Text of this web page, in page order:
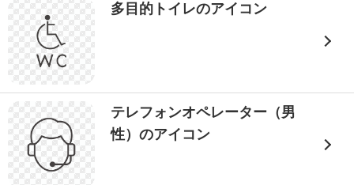
多目的トイレのアイコン
テレフォンオペレーター（男
性）のアイコン